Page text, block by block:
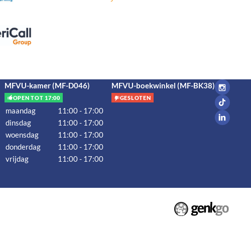
MFVU-kamer (MF-D046)
OPEN TOT 17:00
maandag
11:00 - 17:00
dinsdag
11:00 - 17:00
woensdag
11:00 - 17:00
donderdag
11:00 - 17:00
vrijdag
11:00 - 17:00
MFVU-boekwinkel (MF-BK38)
GESLOTEN